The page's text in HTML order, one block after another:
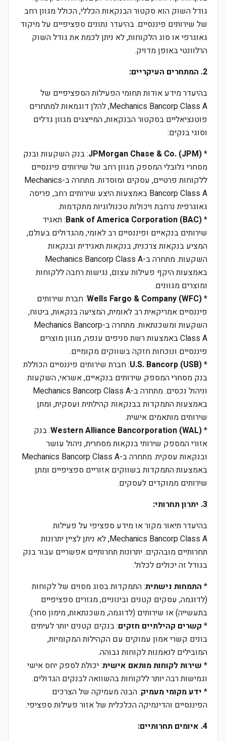
גודל השוק הוא סקטור הבנקאות הכללי, הכולל מגוון רחב
של שירותים פיננסיים. בהיעדר נתונים ספציפיים על מיקוד
גאוגרפי או סוג הלקוחות, לא ניתן לכמת את גודל השוק
הרלוונטי באופן מדויק.
2. המתחרים העיקריים:
בהיעדר מידע אודות תחומי הפעילות הספציפיים של
Mechanics Bancorp Class A, להלן דוגמאות למתחרים
פוטנציאליים בסקטור הבנקאות, המייצגים מגוון גדלים
וסוגי בנקים:
*
JPMorgan Chase & Co. (JPM): בנק השקעות ובנק
מסחרי גלובלי המספק מגוון רחב של שירותים פיננסיים
ללקוחות פרטיים, עסקים ומוסדות. מתחרה ב-Mechanics
Bancorp Class A באמצעות היצע שירותים רחב, פריסה
גאוגרפית נרחבת ויכולות טכנולוגיות מתקדמות.
*
Bank of America Corporation (BAC): תאגיד
שירותים בנקאיים ופיננסיים רב לאומי, מהגדולים בעולם,
המציע בנקאות צרכנית, בנקאות תאגידית ובנקאות
השקעות. מתחרה ב-Mechanics Bancorp Class A
באמצעות היקף פעילות עצום, נגישות רחבה ללקוחות
ומוצרים מגוונים.
*
Wells Fargo & Company (WFC): חברת שירותים
פיננסיים אמריקאית רב לאומית, המציעה בנקאות, ביטוח,
השקעות ומשכנתאות. מתחרה ב-Mechanics Bancorp
Class A באמצעות רשת סניפים ענפה, מגוון מוצרים
פיננסיים ונוכחות חזקה בשווקים מקומיים.
*
U.S. Bancorp (USB): חברת שירותים פיננסיים הכוללת
בנק מסחרי המספק שירותים בנקאיים, אשראי, השקעות
וניהול נכסים. מתחרה ב-Mechanics Bancorp Class A
באמצעות התמקדות בבנקאות קהילתית ועסקית, ומתן
שירותים מותאמים אישית.
*
Western Alliance Bancorporation (WAL): בנק
אזורי המספק שירותי בנקאות מסחרית, ניהול עושר
ובנקאות עסקית. מתחרה ב-Mechanics Bancorp Class A
באמצעות התמקדות בשווקים אזוריים ספציפיים ומתן
שירותים ממוקדים לעסקים.
3. יתרון תחרותי:
בהיעדר תיאור מקור או מידע ספציפי על פעילות
Mechanics Bancorp Class A, לא ניתן לציין יתרונות
תחרותיים מובהקים. יתרונות תחרותיים אפשריים עבור בנק
בגודל זה יכולים לכלול:
* התמחות נישתית: התמקדות בסוג מסוים של לקוחות
(לדוגמה, עסקים קטנים ובינוניים, מגזרים ספציפיים
בתעשייה) או שירותים (לדוגמה, משכנתאות, מימון סחר).
* קשרים קהילתיים חזקים: בנקים קטנים יותר לעיתים
בונים קשרי אמון עמוקים עם הקהילות המקומיות,
המובילים לנאמנות לקוחות גבוהה.
* שירות לקוחות מותאם אישית: יכולת לספק יחס אישי
וגמישות רבה יותר ללקוחות בהשוואה לבנקים הגדולים.
* ידע מקומי מעמיק: הבנה מעמיקה של הצרכים
הפיננסיים והדינמיקה הכלכלית של אזור פעילות ספציפי.
4. איומים תחרותיים: